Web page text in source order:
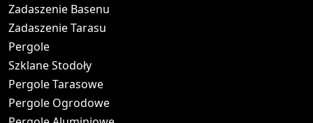
Zadaszenie Basenu
Zadaszenie Tarasu
Pergole
Szklane Stodoły
Pergole Tarasowe
Pergole Ogrodowe